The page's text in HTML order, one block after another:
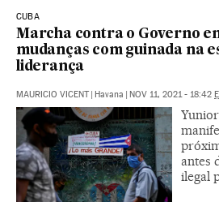
CUBA
Marcha contra o Governo
mudanças com guinada na
liderança
MAURICIO VICENT | Havana | NOV 11, 2021 - 18:42
antes
ilegal